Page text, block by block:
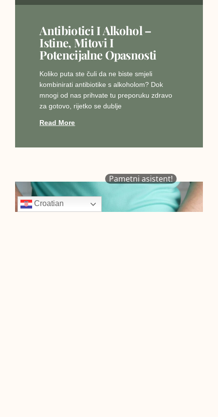
Antibiotici I Alkohol –
Istine, Mitovi I
Potencijalne Opasnosti
Koliko puta ste čuli da ne biste smjeli
kombinirati antibiotike s alkoholom? Dok
mnogi od nas prihvate tu preporuku zdravo
za gotovo, rijetko se dublje
Read More
Croatian
Pametni asistent!